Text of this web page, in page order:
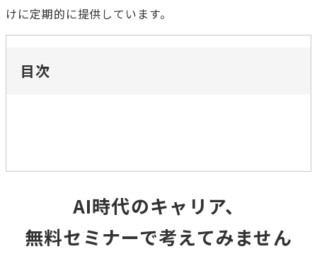
けに定期的に提供しています。
目次
AI時代のキャリア、
無料セミナーで考えてみません